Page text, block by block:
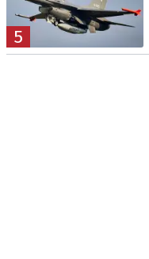
5